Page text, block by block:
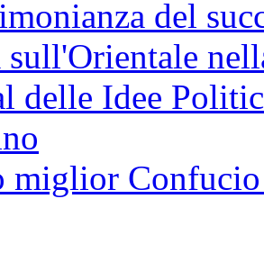
del
sull'Orientale
delle Idee
miglior